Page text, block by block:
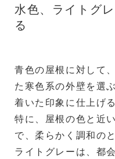
水色、ライトグ
る
青色の屋根に対して
た寒色系の外壁を選
着いた印象に仕上げ
特に、屋根の色と近
で、柔らかく調和の
ライトグレーは、都